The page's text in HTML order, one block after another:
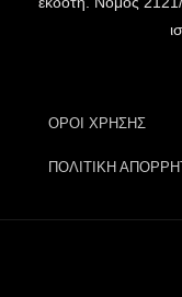
ΟΡΟΙ ΧΡΗΣΗΣ
ΠΟΛΙΤΙΚΗ